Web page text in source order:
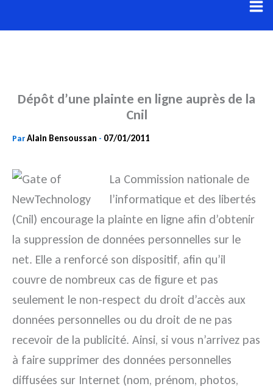
au
Dépôt d’une plainte en ligne auprès de la
Cnil
ParAlain Bensoussan - 07/01/2011
La Commission nationale de
l’informatique et des libertés
(Cnil) encourage la plainte en ligne afin d’obtenir
la suppression de données personnelles sur le
net. Elle a renforcé son dispositif, afin qu’il
couvre de nombreux cas de figure et pas
seulement le non-respect du droit d’accès aux
données personnelles ou du droit de ne pas
recevoir de la publicité. Ainsi, si vous n’arrivez pas
à faire supprimer des données personnelles
diffusées sur Internet (nom, prénom, photos,